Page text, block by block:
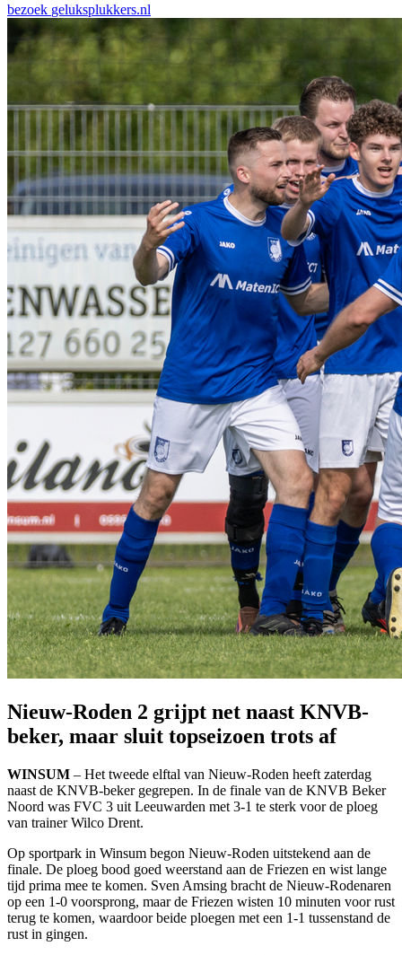
bezoek geluksplukkers.nl
Nieuw-Roden 2 grijpt net naast KNVB-
beker, maar sluit topseizoen trots af
WINSUM – Het tweede elftal van Nieuw-Roden heeft zaterdag
naast de KNVB-beker gegrepen. In de finale van de KNVB Beker
Noord was FVC 3 uit Leeuwarden met 3-1 te sterk voor de ploeg
van trainer Wilco Drent.
Op sportpark in Winsum begon Nieuw-Roden uitstekend aan de
finale. De ploeg bood goed weerstand aan de Friezen en wist lange
tijd prima mee te komen. Sven Amsing bracht de Nieuw-Rodenaren
op een 1-0 voorsprong, maar de Friezen wisten 10 minuten voor rust
terug te komen, waardoor beide ploegen met een 1-1 tussenstand de
rust in gingen.